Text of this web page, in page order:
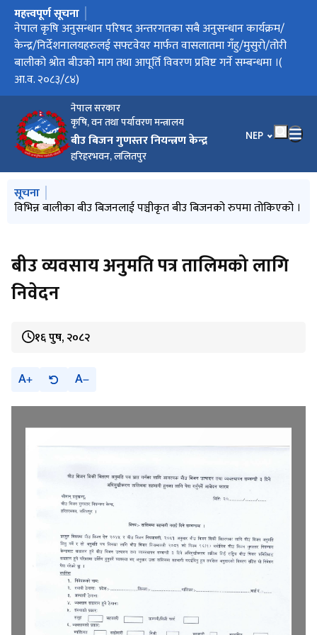
नेपाल सरकार
कृषि, वन तथा पर्यावरण मन्त्रालय
बीउ बिजन गुणस्तर नियन्त्रण केन्द्र
हरिहरभवन, ललितपुर
भाषा चयन गर्नुहोस्
NEP
मुख्य नेभिगेसनमा जानुहोस्
महत्त्वपूर्ण सूचना
सफ्टवेयर मार्फत वासलातमा गँहु/मुसुरो/तोरी बालीको श्रोत बीउको माग
तथा आपूर्ति विवरण प्रविष्ट गर्ने सम्बन्धमा(आ.व. २०८३/८४) ।
नेपाल कृषि अनुसन्धान परिषद अन्तरगतका सबै अनुसन्धान कार्यक्रम/
केन्द्र/निर्देशनालयहरुलई सफ्टवेयर मार्फत वासलातमा गँहु/मुसुरो/तोरी
बालीको श्रोत बीउको माग तथा आपूर्ति विवरण प्रविष्ट गर्ने सम्बन्धमा ।(
आ.व. २०८३/८४)
फलफूलबालीको बीउ बिजन प्रमाणीकरण मापदण्ड, २०८३ को मस्यौदा
उपर राय सुझाव तथा पृष्ठपोषण सम्बन्धी सूचना
फलफूल बालीको बीउ बिजन प्रमणीकरण मापदण्ड,२०८३ को मस्यौदा
धान बालीको प्रजनन्, मूल तथा प्रमाणित बीउको वासलात तोकिएको र
मौज्दात विवरण
वासलात तयारीका लागि माग तथा आपूर्ति विवरण प्रविष्ट गर्ने म्याद थप
गरिएको सूचना
सफ्टवेयर मार्फत बासलातमा धान बालीको श्रोत बीउको माग तथा आपूर्ति
विवरण प्रविष्ट गर्ने सम्बन्धमा
नार्क अन्तरगतका केन्द्र/निर्देशनालय/कार्यक्रमलाई सफ्टवेयर मार्फत
वासलातमा धान बालीको श्रोत बीउको माग तथा आपूर्ति विवरण प्रविष्ट गर्ने
सम्बन्धमा ।
परीक्षाफल प्रकाशन सम्बन्धी सूचना
मुख्य नेभिगेसनमा जानुहोस्
सूचना
विभिन्न बालीका बीउ बिजनलाई पञ्चीकृत बीउ बिजनको रुपमा तोकिएको ।
बीउ व्यवसाय अनुमति पत्र तालिमको लागि
निवेदन
१६ पुष, २०८२
A A